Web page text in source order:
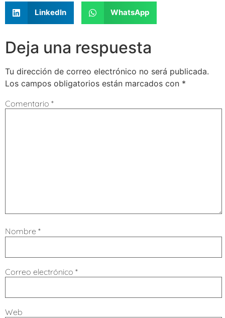
LinkedIn WhatsApp
Deja una respuesta
Tu dirección de correo electrónico no será publicada.
Los campos obligatorios están marcados con *
Comentario *
Nombre *
Correo electrónico *
Web